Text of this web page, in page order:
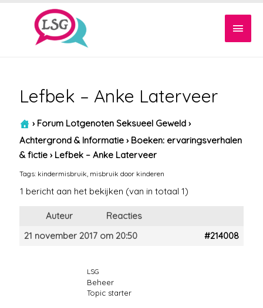
Lefbek – Anke Laterveer
› Forum Lotgenoten Seksueel Geweld ›
Achtergrond & Informatie › Boeken: ervaringsverhalen
& fictie › Lefbek – Anke Laterveer
Tags: kindermisbruik misbruik door kinderen
1 bericht aan het bekijken (van in totaal 1)
Auteur
Reacties
21 november 2017 om 20:50
#214008
LSG
Beheer
Topic starter